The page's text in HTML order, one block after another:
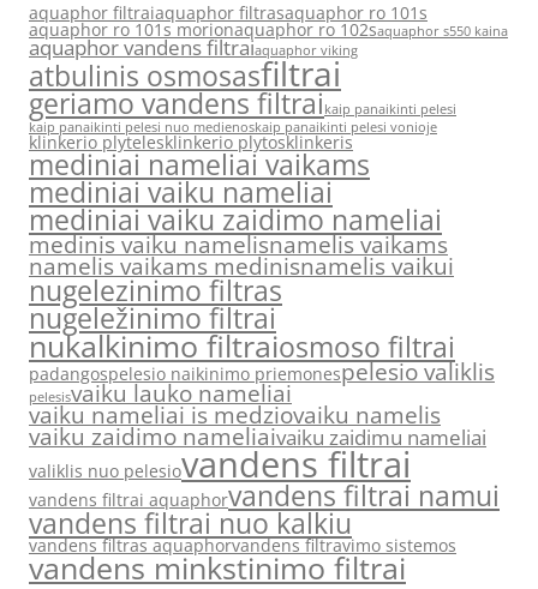
aquaphor filtraiaquaphor filtrasaquaphor ro 101s
aquaphor ro 101s morionaquaphor ro 102saquaphor s550 kaina
aquaphor vandens filtraiaquaphor viking
atbulinis osmosasfiltrai
geriamo vandens filtraikaip panaikinti pelesi
kaip panaikinti pelesi nuo medienoskaip panaikinti pelesi vonioje
klinkerio plytelesklinkerio plytosklinkeris
mediniai nameliai vaikams
mediniai vaiku nameliai
mediniai vaiku zaidimo nameliai
medinis vaiku namelisnamelis vaikams
namelis vaikams medinisnamelis vaikui
nugelezinimo filtras
nugeležinimo filtrai
nukalkinimo filtraiosmoso filtrai
padangospelesio naikinimo priemonespelesio valiklis
pelesisvaiku lauko nameliai
vaiku nameliai is medziovaiku namelis
vaiku zaidimo nameliaivaiku zaidimu nameliai
valiklis nuo pelesiovandens filtrai
vandens filtrai aquaphorvandens filtrai namui
vandens filtrai nuo kalkiu
vandens filtras aquaphorvandens filtravimo sistemos
vandens minkstinimo filtrai